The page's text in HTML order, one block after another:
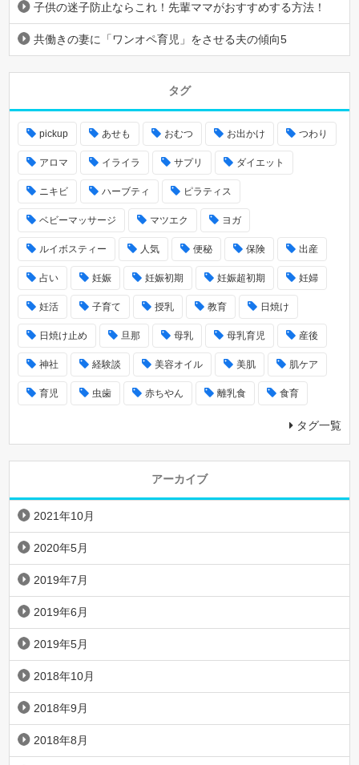
子供の迷子防止ならこれ！先輩ママがおすすめする方法！
共働きの妻に「ワンオペ育児」をさせる夫の傾向5
タグ
pickup あせも おむつ お出かけ つわり
アロマ イライラ サプリ ダイエット
ニキビ ハーブティ ピラティス
ベビーマッサージ マツエク ヨガ
ルイボスティー 人気 便秘 保険 出産
占い 妊娠 妊娠初期 妊娠超初期 妊婦
妊活 子育て 授乳 教育 日焼け
日焼け止め 旦那 母乳 母乳育児 産後
神社 経験談 美容オイル 美肌 肌ケア
育児 虫歯 赤ちやん 離乳食 食育
タグ一覧
アーカイブ
2021年10月
2020年5月
2019年7月
2019年6月
2019年5月
2018年10月
2018年9月
2018年8月